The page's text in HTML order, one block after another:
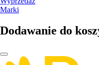
Marki
Dodawanie do